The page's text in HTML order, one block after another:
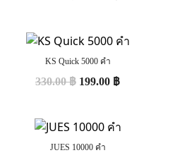
KS Quick 5000 คำ
330.00฿ 199.00 ฿
JUES 10000 คำ